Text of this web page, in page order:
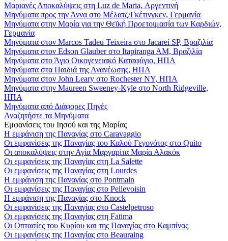
Μαριανές Αποκαλύψεις στη Luz de Maria, Αργεντινή
Μηνύματα προς την Άννα στο Μέλατζ/Γκέτινγκεν, Γερμανία
Μηνύματα στην Μαρία για την Θεϊκή Προετοιμασία των Καρδιών,
Γερμανία
Μηνύματα στον Marcos Tadeu Teixeira στο Jacareí SP, Βραζιλία
Μηνύματα στον Edson Glauber στο Itapiranga AM, Βραζιλία
Μηνύματα στο Άγιο Οικογενειακό Καταφύγιο, ΗΠΑ
Μηνύματα στα Παιδιά της Ανανέωσης, ΗΠΑ
Μηνύματα στον John Leary στο Rochester NY, ΗΠΑ
Μηνύματα στην Maureen Sweeney-Kyle στο North Ridgeville,
ΗΠΑ
Μηνύματα από Διάφορες Πηγές
Αναζητήστε τα Μηνύματα
Εμφανίσεις του Ιησού και της Μαρίας
Η εμφάνιση της Παναγίας στο Caravaggio
Οι εμφανίσεις της Παναγίας του Καλού Γεγονότος στο Quito
Οι αποκαλύψεις στην Αγία Μαργαρίτα Μαρία Αλακόκ
Οι εμφανίσεις της Παναγίας στη La Salette
Οι εμφανίσεις της Παναγίας στη Lourdes
Η εμφάνιση της Παναγίας στο Pontmain
Οι εμφανίσεις της Παναγίας στο Pellevoisin
Η εμφάνιση της Παναγίας στο Knock
Οι εμφανίσεις της Παναγίας στο Castelpetroso
Οι εμφανίσεις της Παναγίας στη Fatima
Οι Οπτασίες του Κυρίου και της Παναγίας στο Καμπίνας
Οι εμφανίσεις της Παναγίας στο Beauraing